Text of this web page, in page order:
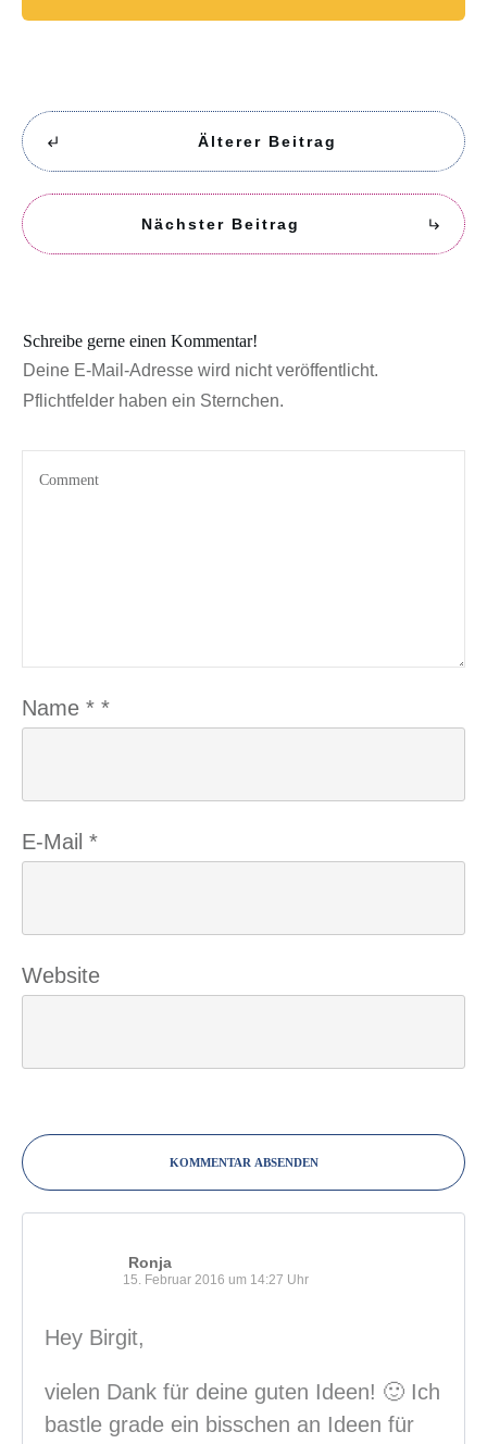
Älterer Beitrag
Nächster Beitrag
Schreibe gerne einen Kommentar!
Deine E-Mail-Adresse wird nicht veröffentlicht.
Pflichtfelder haben ein Sternchen.
Name * *
E-Mail *
Website
KOMMENTAR ABSENDEN
Ronja
15. Februar 2016 um 14:27 Uhr
Hey Birgit,
vielen Dank für deine guten Ideen! 🙂 Ich
bastle grade ein bisschen an Ideen für